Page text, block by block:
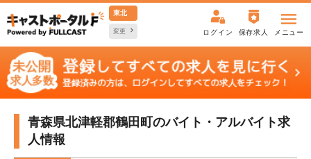
東北
変更 ログイン 保存求人 メニュー
青森県北津軽郡鶴田町のバイト・アルバイト求
人情報